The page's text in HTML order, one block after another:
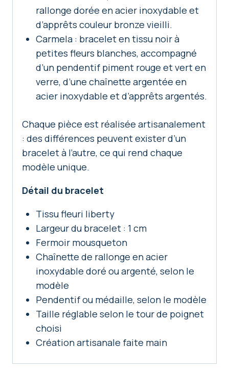
rallonge dorée en acier inoxydable et
d’apprêts couleur bronze vieilli.
Carmela : bracelet en tissu noir à
petites fleurs blanches, accompagné
d’un pendentif piment rouge et vert en
verre, d’une chaînette argentée en
acier inoxydable et d’apprêts argentés.
Chaque pièce est réalisée artisanalement
: des différences peuvent exister d’un
bracelet à l’autre, ce qui rend chaque
modèle unique.
Détail du bracelet
Tissu fleuri liberty
Largeur du bracelet : 1 cm
Fermoir mousqueton
Chaînette de rallonge en acier
inoxydable doré ou argenté, selon le
modèle
Pendentif ou médaille, selon le modèle
Taille réglable selon le tour de poignet
choisi
Création artisanale faite main